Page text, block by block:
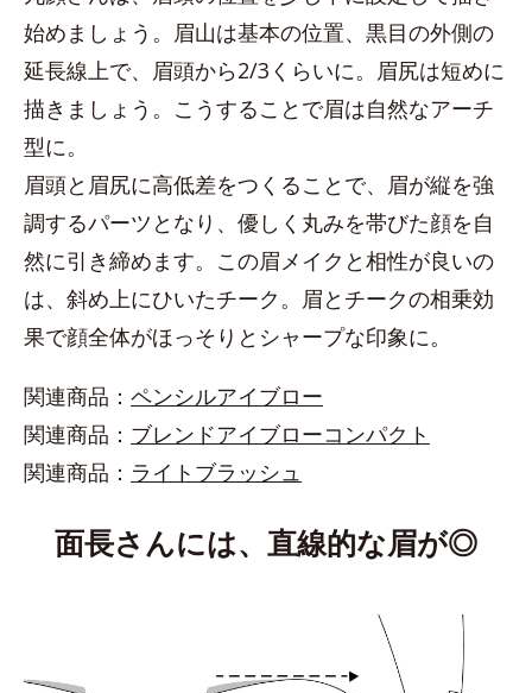
始めましょう。眉山は基本の位置、黒目の外側の
延長線上で、眉頭から2/3くらいに。眉尻は短めに
描きましょう。こうすることで眉は自然なアーチ
型に。
眉頭と眉尻に高低差をつくることで、眉が縦を強
調するパーツとなり、優しく丸みを帯びた顔を自
然に引き締めます。この眉メイクと相性が良いの
は、斜め上にひいたチーク。眉とチークの相乗効
果で顔全体がほっそりとシャープな印象に。
関連商品： ペンシルアイブロー
関連商品： ブレンドアイブローコンパクト
関連商品： ライトブラッシュ
面長さんには、直線的な眉が◎